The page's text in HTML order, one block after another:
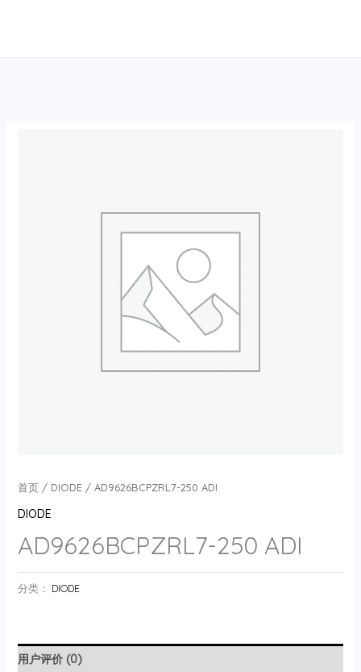
首页/ DIODE/ AD9626BCPZRL7-250 ADI
DIODE
AD9626BCPZRL7-250 ADI
分类： DIODE
用户评价 (0)